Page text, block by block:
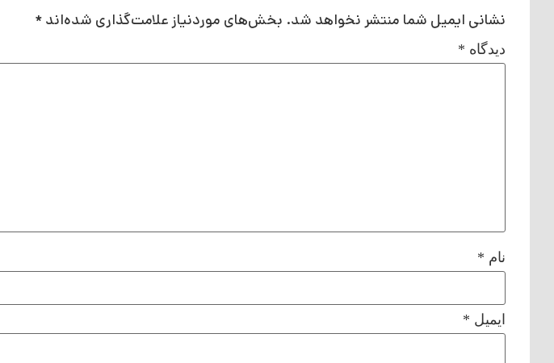
نشانی ایمیل شما منتشر نخواهد شد. بخش‌های موردنیاز علامت‌گذاری شده‌اند*
دیدگاه *
نام *
ایمیل *